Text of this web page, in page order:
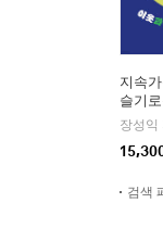
지속
슬기
장성익
검색